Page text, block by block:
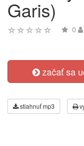
Garis)
0
začať sa
stiahnuť mp3